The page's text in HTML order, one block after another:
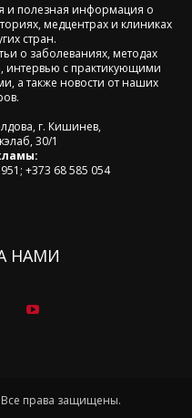
и полезная информация о
медцентрах и клиниках
стран.
о заболеваниях, методах
интервью с практикующими
а также новости от наших
г. Кишинев,
30/1
+373 68 585 054
НАМИ
права защищены.